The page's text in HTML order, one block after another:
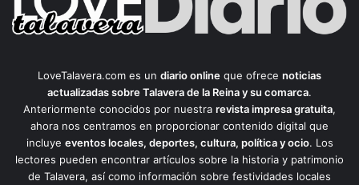
LoveTalavera.com es un diario online que ofrece noticias
actualizadas sobre Talavera de la Reina y su comarca.
Anteriormente conocidos por nuestra revista impresa gratuita,
ahora nos centramos en proporcionar contenido digital que
incluye eventos locales, deportes, cultura, política y ocio. Los
lectores pueden encontrar artículos sobre la historia y patrimonio
de Talavera, así como información sobre festividades locales